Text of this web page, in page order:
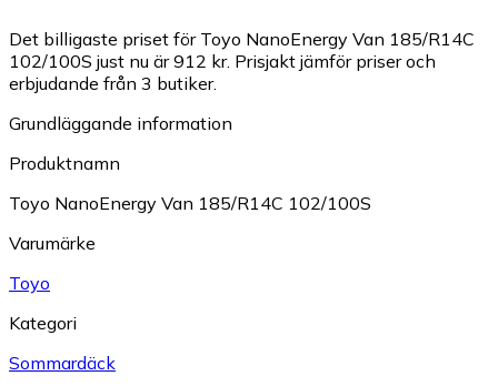
Det billigaste priset för Toyo NanoEnergy Van 185/R14C
102/100S just nu är 912 kr. Prisjakt jämför priser och
erbjudande från 3 butiker.
Grundläggande information
Produktnamn
Toyo NanoEnergy Van 185/R14C 102/100S
Varumärke
Toyo
Kategori
Sommardäck